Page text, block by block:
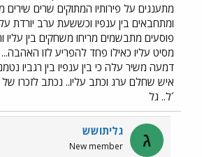
מתענגים על פירותיו המתוקים שרים
ומתחבאים בין ענפיו וכששעת ערב יורדת
פוסעים מתבשמים מריחו משחקים בין עליו
מסיט עליו כאילו פחד להפריע לזו
דמעה משיר עלה כי בין ענפיו בין רגביו
איש שחלם ערג וכתב עליו.. נכתב לזכרו
´ל.. גל
ג גליתושש
New member